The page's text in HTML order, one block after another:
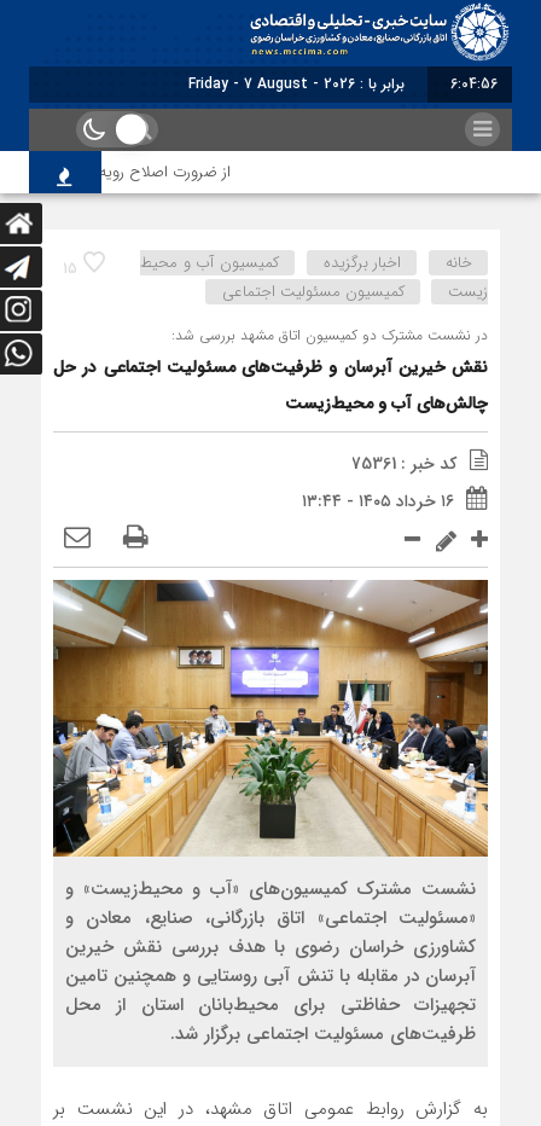
6:04:58 برابر با : Friday - 7 August - 2026
از ضرورت اصلاح رویه‌های بازرسی تا لزوم
15 خانه اخبار برگزیده
کمیسیون آب و محیط
زیست
کمیسیون مسئولیت اجتماعی
در نشست مشترک دو کمیسیون اتاق مشهد بررسی شد:
نقش خیرین آبرسان و ظرفیت‌های مسئولیت اجتماعی در حل
چالش‌های آب و محیط‌زیست
کد خبر : 75361
۱۶ خرداد ۱۴۰۵ - ۱۳:۴۴
نشست مشترک کمیسیون‌های «آب و محیط‌زیست» و
«مسئولیت اجتماعی» اتاق بازرگانی، صنایع، معادن و
کشاورزی خراسان رضوی با هدف بررسی نقش خیرین
آبرسان در مقابله با تنش آبی روستایی و همچنین تامین
تجهیزات حفاظتی برای محیط‌بانان استان از محل
ظرفیت‌های مسئولیت اجتماعی برگزار شد.
به گزارش روابط عمومی اتاق مشهد، در این نشست بر